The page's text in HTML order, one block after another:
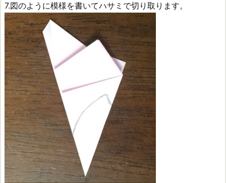
7.図のように模様を書いてハサミで切り取ります。